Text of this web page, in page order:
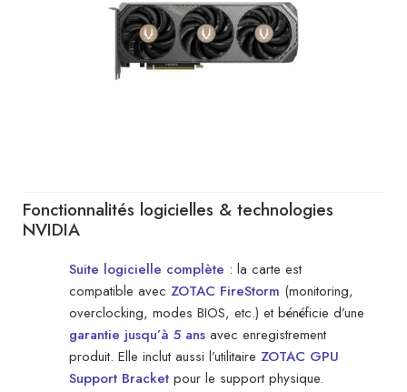
Fonctionnalités logicielles & technologies
NVIDIA
Suite logicielle complète : la carte est
compatible avec ZOTAC FireStorm (monitoring,
overclocking, modes BIOS, etc.) et bénéficie d’une
garantie jusqu’à 5 ans avec enregistrement
produit. Elle inclut aussi l’utilitaire ZOTAC GPU
Support Bracket pour le support physique.